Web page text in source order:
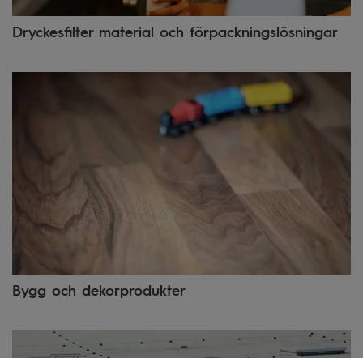
Dryckesfilter material och förpackningslösningar
Bygg och dekorprodukter